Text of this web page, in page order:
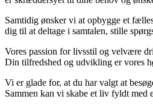
Samtidig ønsker vi at opbygge et
dig til at deltage i samtalen, stille
Vores passion for livsstil og velvære
Din tilfredshed og udvikling er vores
Vi er glade for, at du har valgt at
Sammen kan vi skabe et liv fyldt